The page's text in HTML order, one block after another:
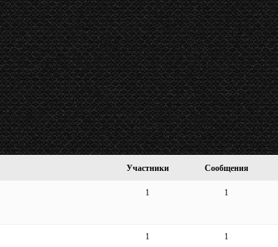
Участники Сообщения
1 1
1 1